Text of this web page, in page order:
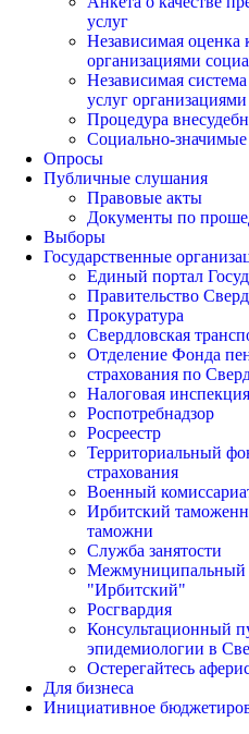
услуг
Независимая оценка
организациями
Независимая
услуг
Процедура
Социально-
Опросы
Публичные слушания
Правовые акты
Документы по
Выборы
Государственные
Единый портал
Правительство
Прокуратура
Свердловская
Отделение Фонда
страхования по
Налоговая инспекция
Роспотребнадзор
Росреестр
Территориальный
страхования
Военный
Ирбитский
таможни
Служба занятости
Межмуниципальный
"Ирбитский"
Росгвардия
Консультационный
эпидемиологии в
Остерегайтесь
Для бизнеса
Инициативное